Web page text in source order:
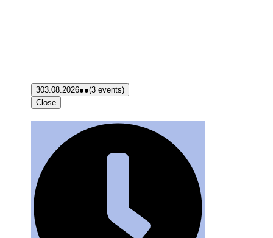
303.08.2026●●(3 events)
Close